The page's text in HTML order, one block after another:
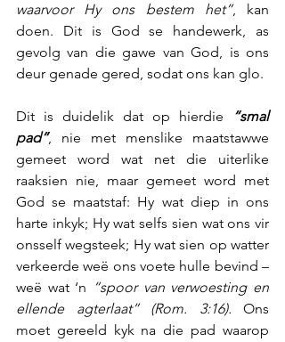
waarvoor Hy ons bestem het”, kan
doen. Dit is God se handewerk, as
gevolg van die gawe van God, is ons
deur genade gered, sodat ons kan glo.
Dit is duidelik dat op hierdie
“smal
pad”, nie met menslike maatstawwe
gemeet word wat net die uiterlike
raaksien nie, maar gemeet word met
God se maatstaf: Hy wat diep in ons
harte inkyk; Hy wat selfs sien wat ons vir
onsself wegsteek; Hy wat sien op watter
verkeerde weë ons voete hulle bevind –
weë wat ‘n “spoor van verwoesting en
ellende agterlaat” (Rom. 3:16). Ons
moet gereeld kyk na die pad waarop